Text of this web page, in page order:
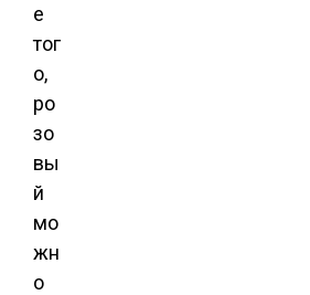
е
тог
о,
ро
зо
вы
й
мо
жн
о